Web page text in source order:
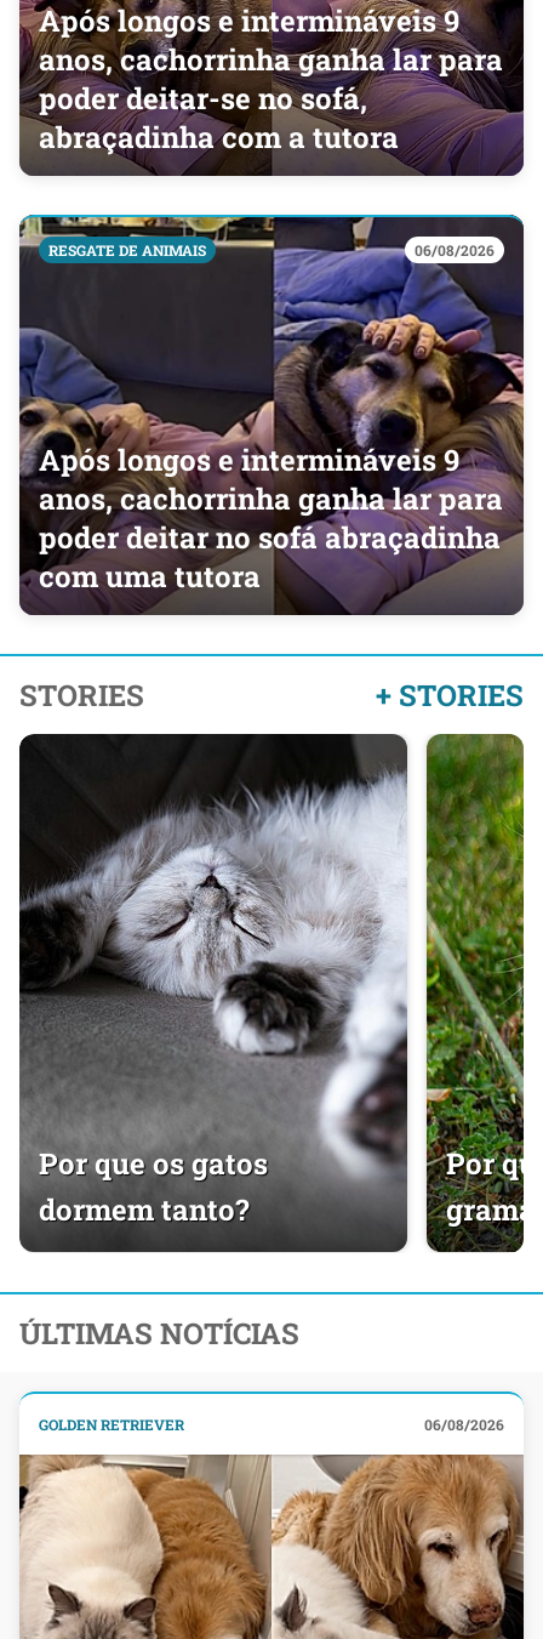
Após longos e intermináveis 9
anos, cachorrinha ganha lar para
poder deitar-se no sofá,
abraçadinha com a tutora
RESGATE DE ANIMAIS 06/08/2026
Após longos e intermináveis 9
anos, cachorrinha ganha lar para
poder deitar no sofá abraçadinha
com uma tutora
STORIES + STORIES
Por que os gatos
dormem tanto?
Por
ÚLTIMAS NOTÍCIAS
GOLDEN RETRIEVER 06/08/2026